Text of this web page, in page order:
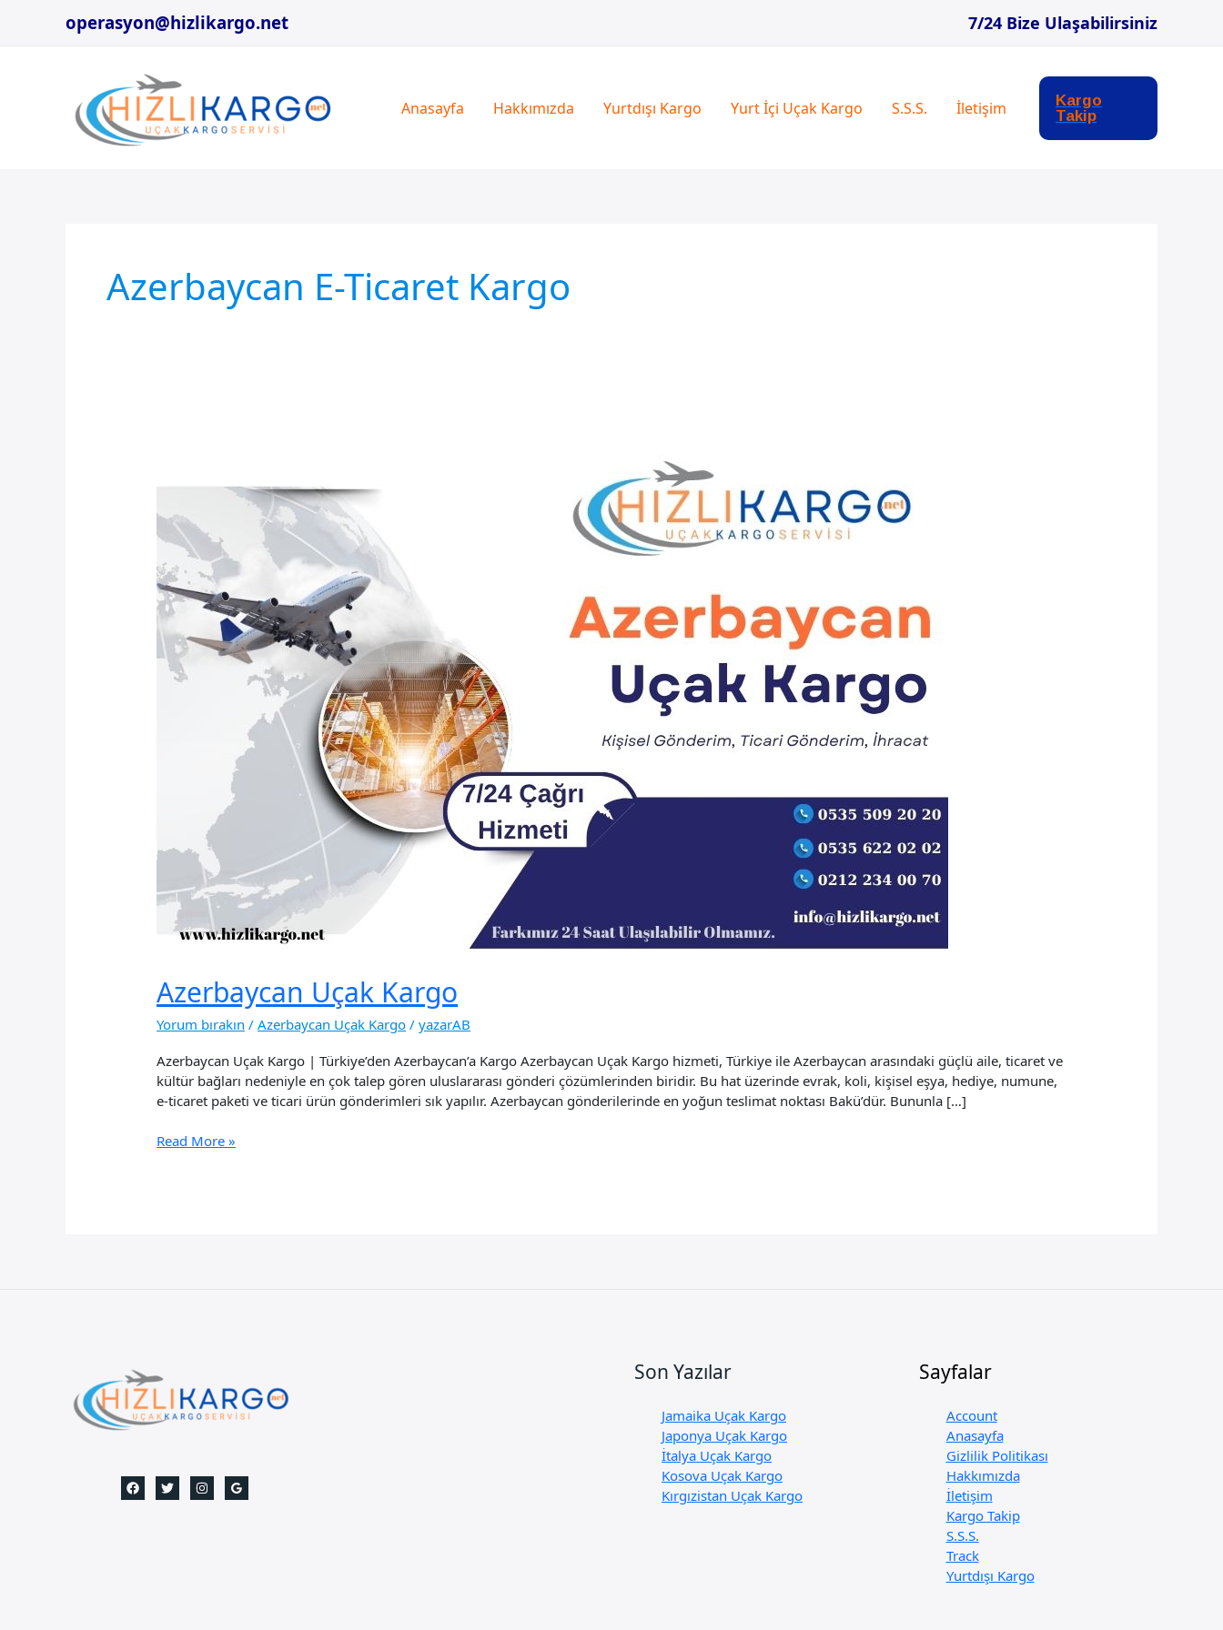
operasyon@hizlikargo.net 7/24 Bize Ulaşabilirsiniz
Anasayfa Hakkımızda Yurtdışı Kargo Yurt İçi Uçak Kargo S.S.S. İletişim
Kargo
Takip
Azerbaycan E-Ticaret Kargo
Azerbaycan Uçak Kargo
Yorum bırakın /Azerbaycan Uçak Kargo /yazarAB
Azerbaycan Uçak Kargo | Türkiye’den Azerbaycan’a Kargo Azerbaycan Uçak Kargo hizmeti, Türkiye ile Azerbaycan arasındaki güçlü aile, ticaret ve
kültür bağları nedeniyle en çok talep gören uluslararası gönderi çözümlerinden biridir. Bu hat üzerinde evrak, koli, kişisel eşya, hediye, numune,
e-ticaret paketi ve ticari ürün gönderimleri sık yapılır. Azerbaycan gönderilerinde en yoğun teslimat noktası Bakü’dür. Bununla […]
Azerbaycan
Read More »
Son Yazılar
Jamaika Uçak Kargo
Japonya Uçak Kargo
İtalya Uçak Kargo
Kosova Uçak Kargo
Kırgızistan Uçak Kargo
Sayfalar
Account
Anasayfa
Gizlilik Politikası
Hakkımızda
İletişim
Kargo Takip
S.S.S.
Track
Yurtdışı Kargo